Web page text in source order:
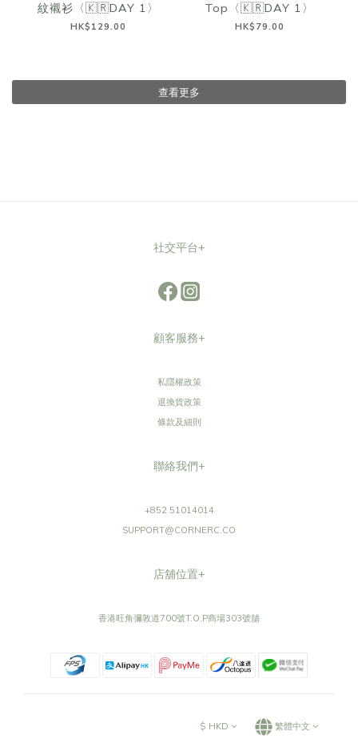
紋襯衫〈🇰🇷DAY 1〉
HK$129.00
Top〈🇰🇷DAY 1〉
HK$79.00
查看更多
社交平台+
顧客服務+
私隱權政策
退換貨政策
條款及細則
聯絡我們+
+852 51014014
SUPPORT@CORNERC.CO
店舖位置+
香港旺角彌敦道700號T.O.P商場303號舖
$ HKD 繁體中文